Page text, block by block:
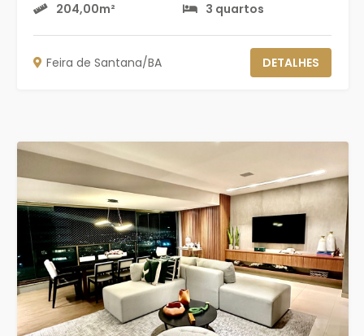
204,00m² 3 quartos
Feira de Santana/BA DETALHES